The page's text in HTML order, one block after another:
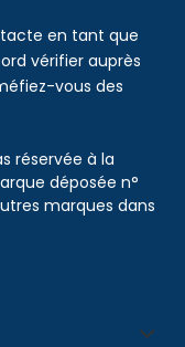
en tant que
vérifier auprès
vous des
réservée à la
déposée n°
marques dans